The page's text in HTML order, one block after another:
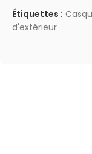
Étiquettes :
d'extérieur